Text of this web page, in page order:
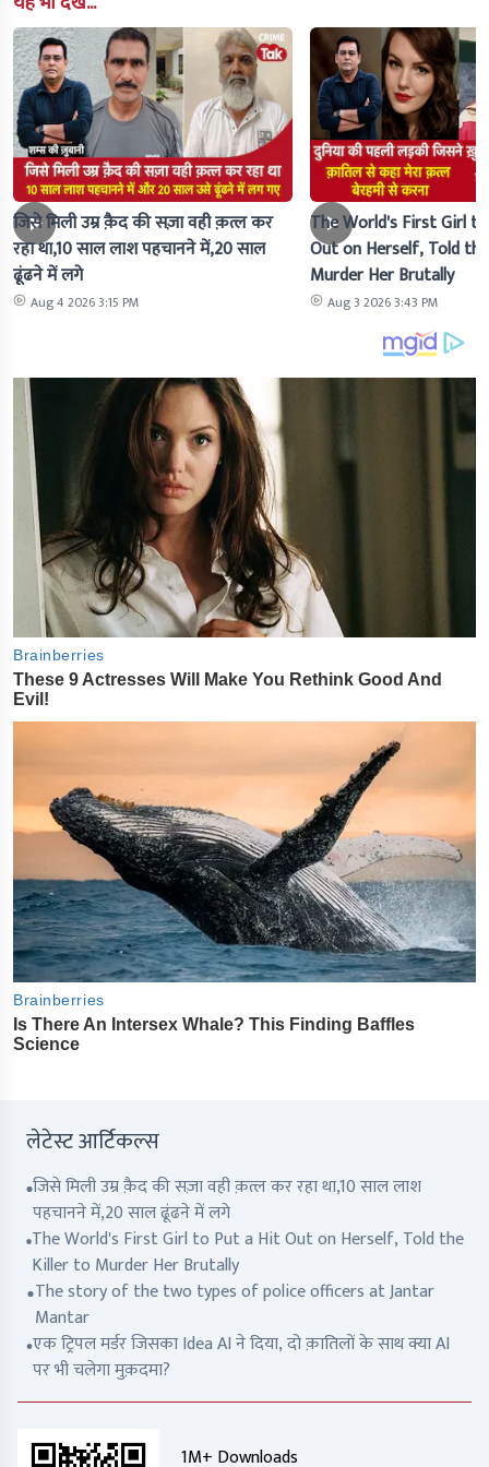
जिसे मिली उम्र क़ैद की सज़ा वही क़त्ल कर
रहा था,10 साल लाश पहचानने में,20 साल
ढूंढने में लगे
Aug 4 2026 3:15 PM
The World's First Girl
Out on Herself, Told
Murder Her Brutally
Aug 3 2026 3:43 PM
लेटेस्ट आर्टिकल्स
जिसे मिली उम्र क़ैद की सज़ा वही क़त्ल कर रहा था,10 साल लाश
पहचानने में,20 साल ढूंढने में लगे
The World's First Girl to Put a Hit Out on Herself, Told the
Killer to Murder Her Brutally
The story of the two types of police officers at Jantar
Mantar
एक ट्रिपल मर्डर जिसका Idea AI ने दिया, दो क़ातिलों के साथ क्या AI
पर भी चलेगा मुक़दमा?
1M+ Downloads